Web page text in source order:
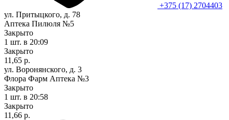
+375 (17) 2704403
ул. Притыцкого, д. 78
Аптека Пилюля №5
Закрыто
1 шт. в 20:09
Закрыто
11,65 р.
ул. Воронянского, д. 3
Флора Фарм Аптека №3
Закрыто
1 шт. в 20:58
Закрыто
11,66 р.